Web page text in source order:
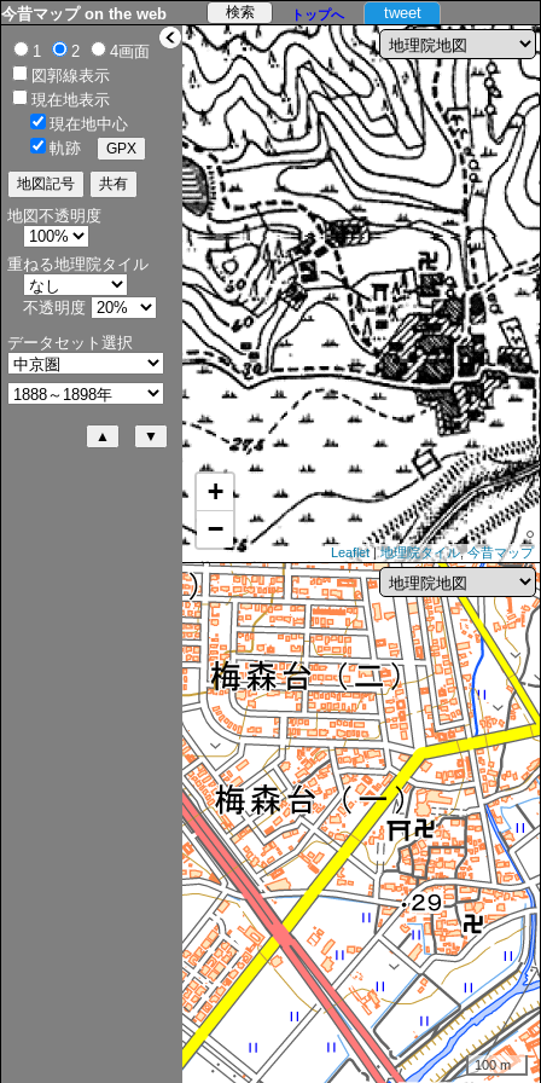
> tweet
今昔マップ on the web トップへ
+
−
Leaflet|地理院タイル,今昔マップ
100 m
1 2
4画面
図郭線表示
現在地表示
現在地中心
軌跡
地図不透明度
重ねる地理院タイル
不透明度
データセット選択